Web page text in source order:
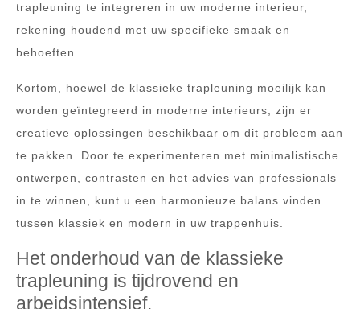
trapleuning te integreren in uw moderne interieur,
rekening houdend met uw specifieke smaak en
behoeften.
Kortom, hoewel de klassieke trapleuning moeilijk kan
worden geïntegreerd in moderne interieurs, zijn er
creatieve oplossingen beschikbaar om dit probleem aan
te pakken. Door te experimenteren met minimalistische
ontwerpen, contrasten en het advies van professionals
in te winnen, kunt u een harmonieuze balans vinden
tussen klassiek en modern in uw trappenhuis.
Het onderhoud van de klassieke
trapleuning is tijdrovend en
arbeidsintensief.